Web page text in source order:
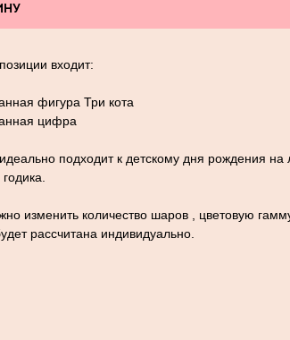
входит:
фигура Три кота
цифра
подходит к детскому дня рождения на
изменить количество шаров , цветовую
рассчитана индивидуально.